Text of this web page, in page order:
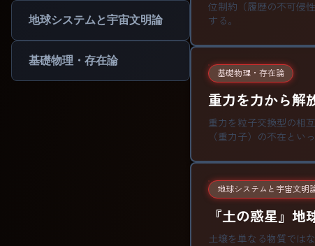
地球システムと宇宙文明論
基礎物理・存在論
位制約（履歴の不可侵
する。
基礎物理・存在論
重力を力から解
重力を粒子交換型の相
（重力子）の不在とい
地球システムと宇宙文明
『土の惑星』
土壌を単なる物質では